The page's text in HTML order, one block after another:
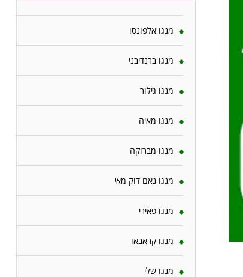
מנגו אלפונסו
מנגו ברנדיבני
מנגו גילור
מנגו מאיה
מנגו מברוקה
מנגו נאם דוק מאי
מנגו פאירי
מנגו קראבאו
מנגו שלי